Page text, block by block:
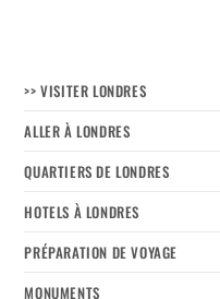
>> VISITER LONDRES
ALLER À LONDRES
QUARTIERS DE LONDRES
HOTELS À LONDRES
PRÉPARATION DE VOYAGE
MONUMENTS